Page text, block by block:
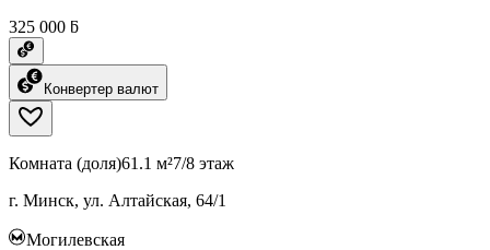
325 000 ƃ
Конвертер валют
Комната (доля)61.1 м²7/8 этаж
г. Минск, ул. Алтайская, 64/1
Могилевская